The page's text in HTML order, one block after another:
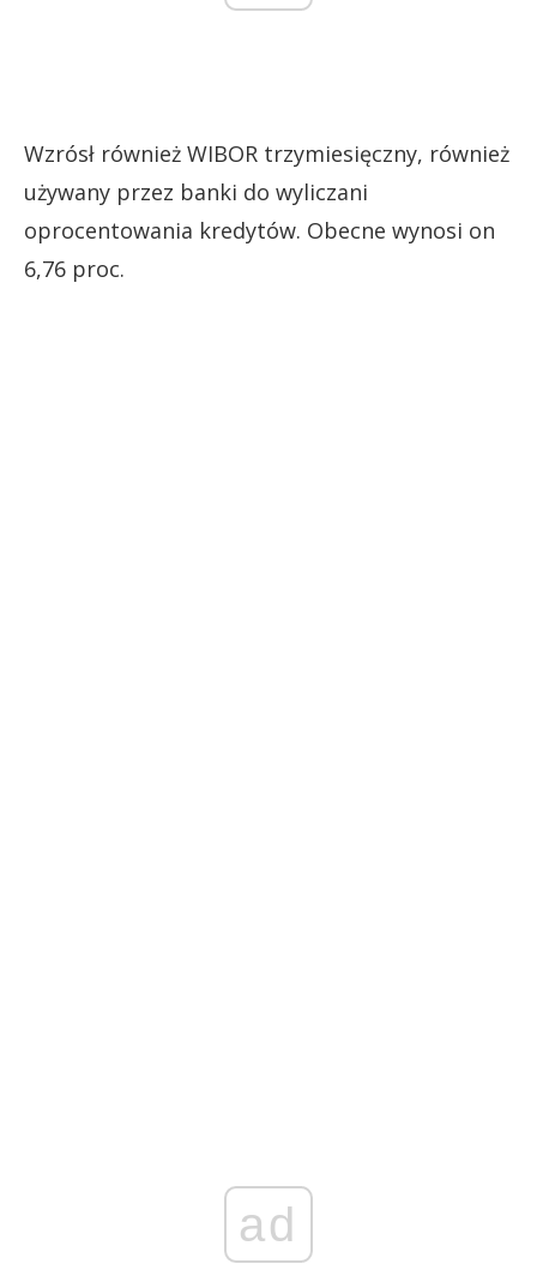
Wzrósł również WIBOR trzymiesięczny, również
używany przez banki do wyliczani
oprocentowania kredytów. Obecne wynosi on
6,76 proc.
ad